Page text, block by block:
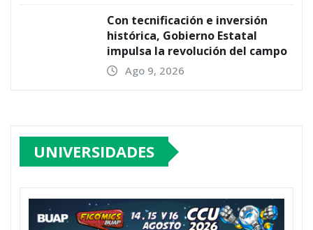
Con tecnificación e inversión
histórica, Gobierno Estatal
impulsa la revolución del campo
Ago 9, 2026
UNIVERSIDADES